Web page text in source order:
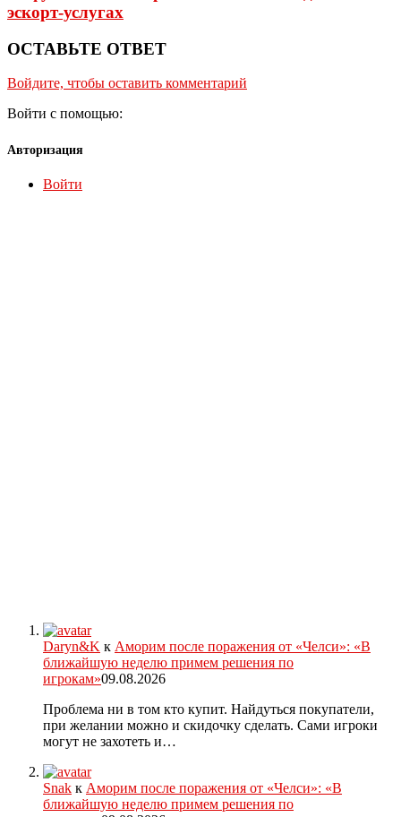
эскорт-услугах
ОСТАВЬТЕ ОТВЕТ
Войдите, чтобы оставить комментарий
Войти с помощью:
Авторизация
Войти
Daryn&K к Аморим после поражения от «Челси»: «В
ближайшую неделю примем решения по
игрокам»09.08.2026
Проблема ни в том кто купит. Найдуться покупатели,
при желании можно и скидочку сделать. Сами игроки
могут не захотеть и…
Snak к Аморим после поражения от «Челси»: «В
ближайшую неделю примем решения по